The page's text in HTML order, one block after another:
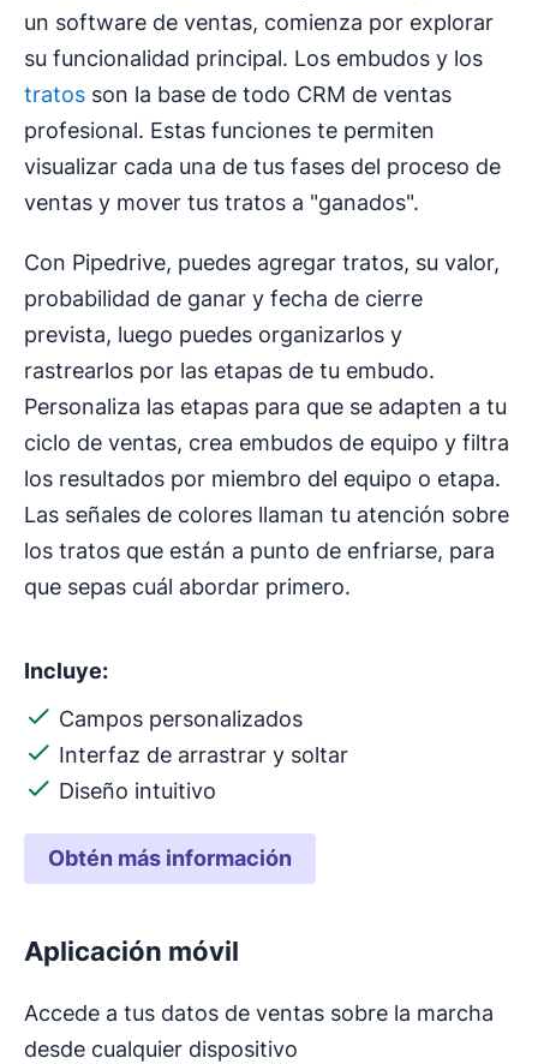
un software de ventas, comienza por explorar
su funcionalidad principal. Los embudos y los
tratos son la base de todo CRM de ventas
profesional. Estas funciones te permiten
visualizar cada una de tus fases del proceso de
ventas y mover tus tratos a "ganados".
Con Pipedrive, puedes agregar tratos, su valor,
probabilidad de ganar y fecha de cierre
prevista, luego puedes organizarlos y
rastrearlos por las etapas de tu embudo.
Personaliza las etapas para que se adapten a tu
ciclo de ventas, crea embudos de equipo y filtra
los resultados por miembro del equipo o etapa.
Las señales de colores llaman tu atención sobre
los tratos que están a punto de enfriarse, para
que sepas cuál abordar primero.
Incluye:
Campos personalizados
Interfaz de arrastrar y soltar
Diseño intuitivo
Obtén más información
Aplicación móvil
Accede a tus datos de ventas sobre la marcha
desde cualquier dispositivo